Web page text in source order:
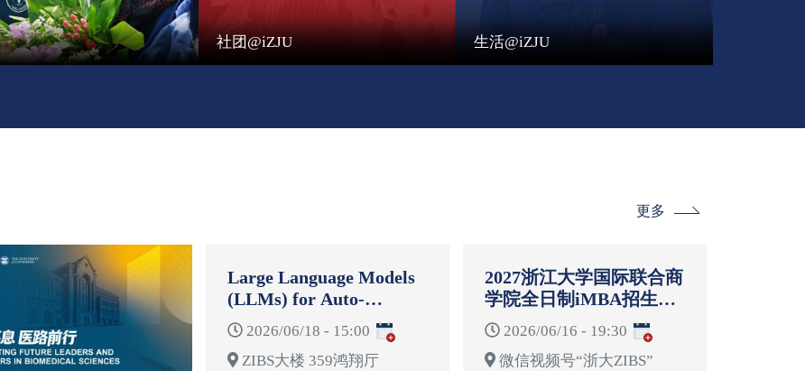
社团@iZJU 生活@iZJU
更多
Large Language Models
(LLMs) for Auto-
Formulation and Auto-
Reformulation
2026/06/18 - 15:00
ZIBS大楼 359鸿翔厅
2027浙江大学国际联合商
学院全日制iMBA招生启
动说明会
2026/06/16 - 19:30
微信视频号“浙大ZIBS”